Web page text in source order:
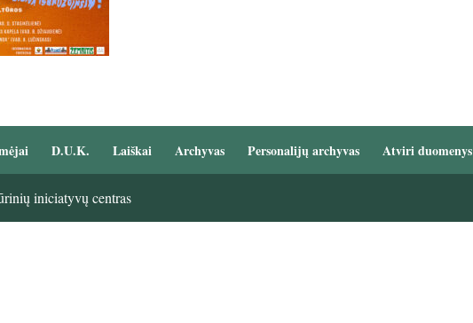
D.U.K. Laiškai Archyvas Personalijų archyvas Atviri duomenys
iniciatyvų centras